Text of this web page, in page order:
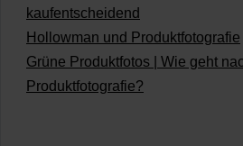
kaufentscheidend
Hollowman und Produktfotografie
Grüne Produktfotos | Wie geht
Produktfotografie?